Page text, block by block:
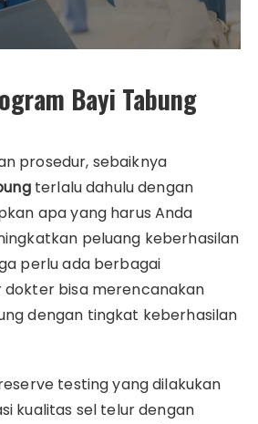
Bayi Tabung
prosedur, sebaiknya
terlalu dahulu dengan
apa yang harus Anda
peluang keberhasilan
perlu ada berbagai
bisa merencanakan
dengan tingkat keberhasilan
testing yang dilakukan
kualitas sel telur dengan